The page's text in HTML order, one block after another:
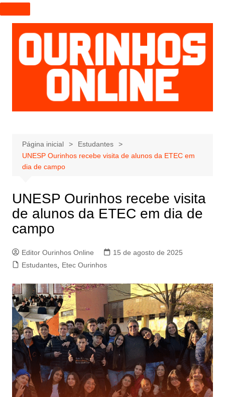
I
r
p
a
r
a
e
ú
d
Página inicial
Estudantes
UNESP Ourinhos recebe visita de alunos da ETEC em
dia de campo
UNESP Ourinhos recebe visita
de alunos da ETEC em dia de
campo
Editor Ourinhos Online
15 de agosto de 2025
Estudantes, Etec Ourinhos